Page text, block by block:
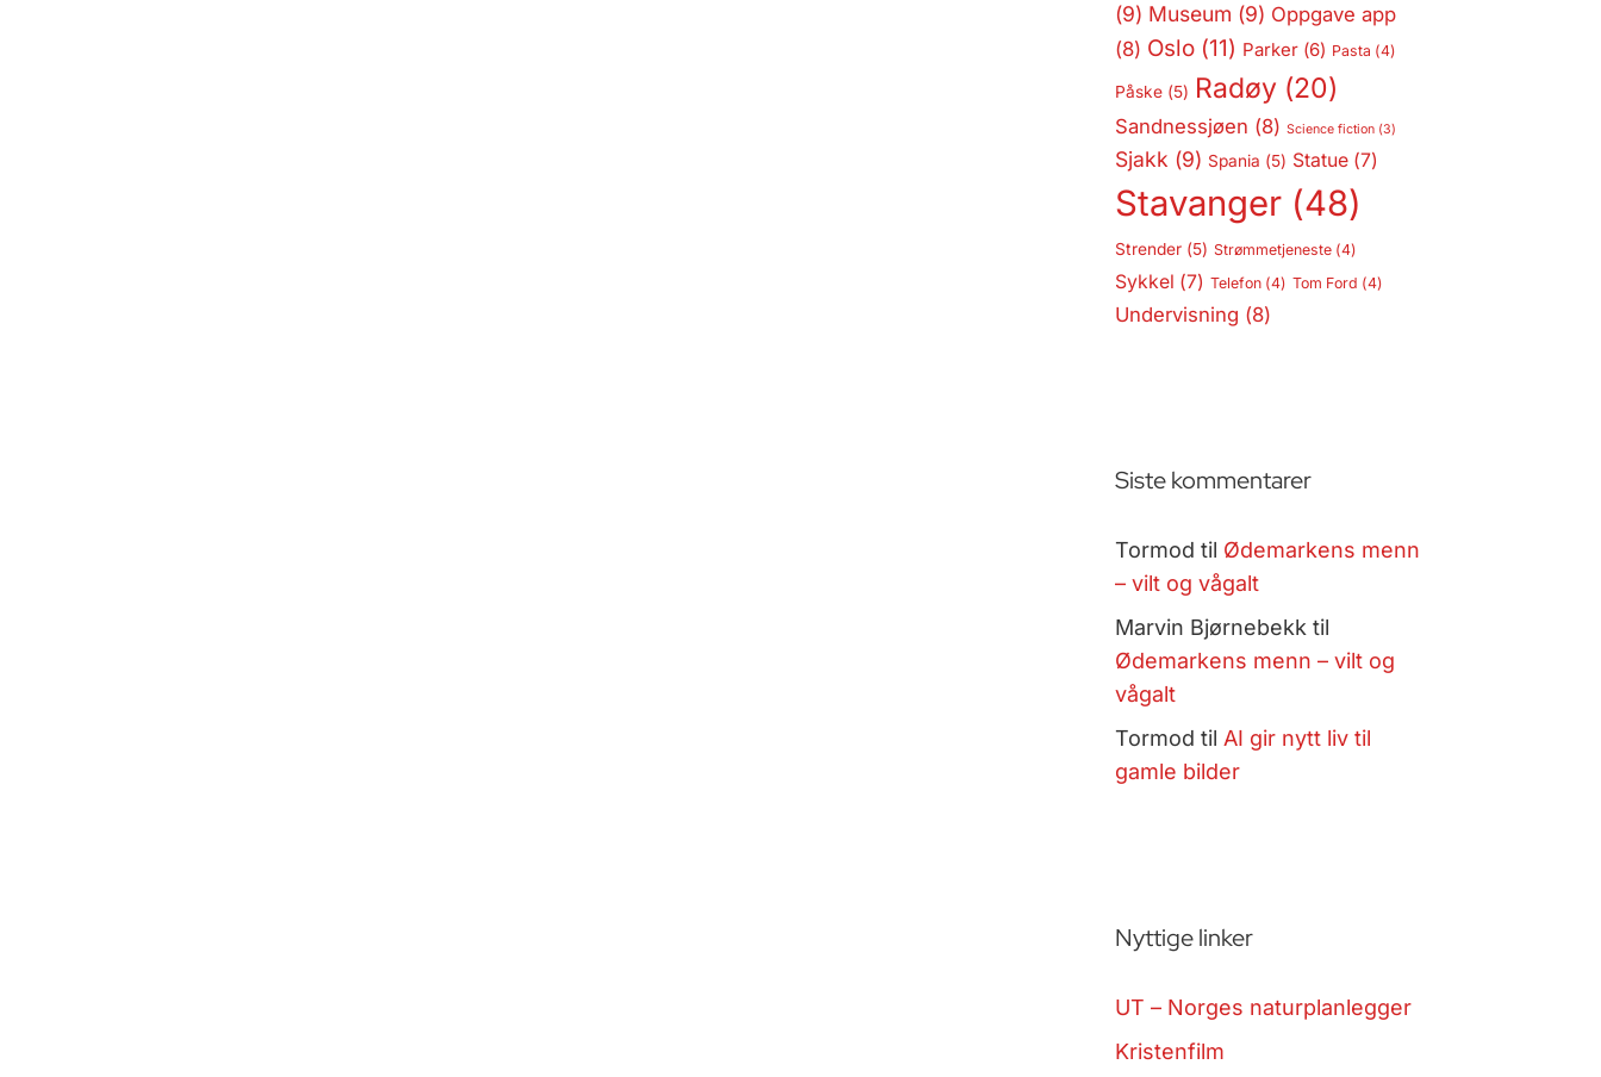
(9) Museum (9) Oppgave app
(8) Oslo(11) Parker(6) Pasta (4)
Påske(5) Radøy(20)
Sandnessjøen (8) Science fiction(3)
Sjakk (9) Spania (5) Statue(7)
Stavanger(48)
Strender(5) Strømmetjeneste(4)
Sykkel (7) Telefon(4) Tom Ford (4)
Undervisning (8)
Siste kommentarer
Tormod til Ødemarkens menn
– vilt og vågalt
Marvin Bjørnebekk til
Ødemarkens menn – vilt og
vågalt
Tormod til AI gir nytt liv til
gamle bilder
Nyttige linker
UT – Norges naturplanlegger
Kristenfilm